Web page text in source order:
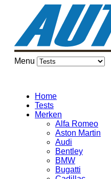
Menu
Home
Tests
Merken
Alfa Romeo
Aston Martin
Audi
Bentley
BMW
Bugatti